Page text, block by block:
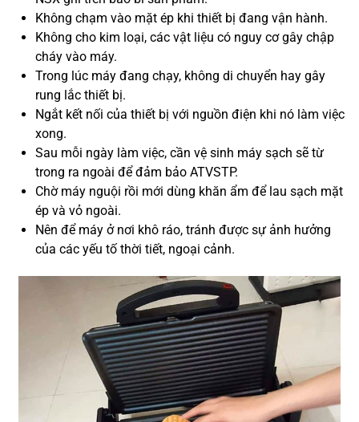
Không chạm vào mặt ép khi thiết bị đang vận hành.
Không cho kim loại, các vật liệu có nguy cơ gây chập
cháy vào máy.
Trong lúc máy đang chạy, không di chuyển hay gây
rung lắc thiết bị.
Ngắt kết nối của thiết bị với nguồn điện khi nó làm việc
xong.
Sau mỗi ngày làm việc, cần vệ sinh máy sạch sẽ từ
trong ra ngoài để đảm bảo ATVSTP.
Chờ máy nguội rồi mới dùng khăn ẩm để lau sạch mặt
ép và vỏ ngoài.
Nên để máy ở nơi khô ráo, tránh được sự ảnh hưởng
của các yếu tố thời tiết, ngoại cảnh.